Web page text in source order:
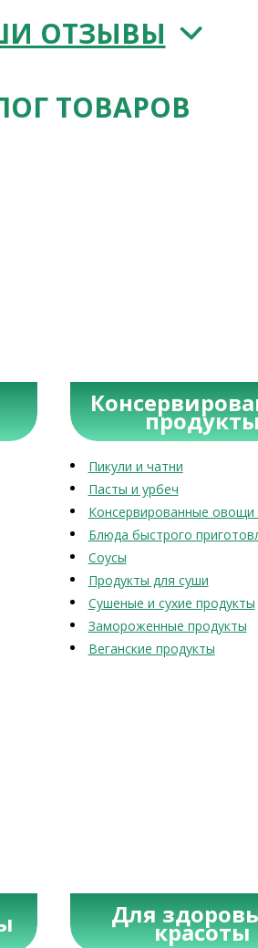
ОТЗЫВЫ
ТОВАРОВ
Пикули и чатни
Пасты и урбеч
Консервированные овощи
Блюда быстрого
Соусы
Продукты для суши
Сушеные и сухие продукты
Замороженные продукты
Веганские продукты
Для
красоты